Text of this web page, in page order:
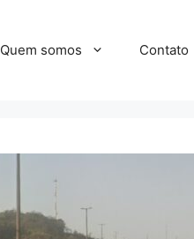
Quem somos Contato